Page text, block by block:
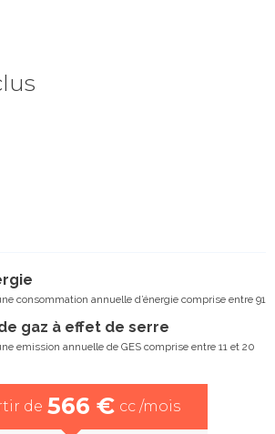
consommation annuelle d’énergie comprise entre 91
gaz à effet de serre
emission annuelle de GES comprise entre 11 et 20
de 566 € cc /mois